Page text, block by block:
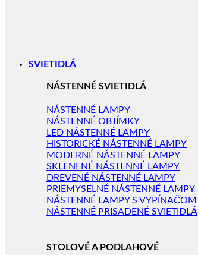
SVIETIDLÁ
NÁSTENNÉ SVIETIDLÁ
NÁSTENNÉ LAMPY
NÁSTENNÉ OBJÍMKY
LED NÁSTENNÉ LAMPY
HISTORICKÉ NÁSTENNÉ LAMPY
MODERNÉ NÁSTENNÉ LAMPY
SKLENENÉ NÁSTENNÉ LAMPY
DREVENÉ NÁSTENNÉ LAMPY
PRIEMYSELNÉ NÁSTENNÉ LAMPY
NÁSTENNÉ LAMPY S VYPÍNAČOM
NÁSTENNÉ PRISADENÉ SVIETIDLÁ
STOLOVÉ A PODLAHOVÉ